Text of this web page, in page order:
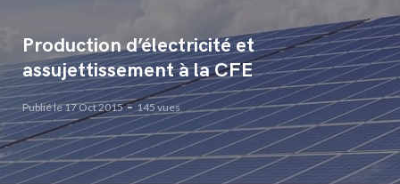
Production d’électricité et
assujettissement à la CFE
Publié le 17 Oct 2015 145 vues